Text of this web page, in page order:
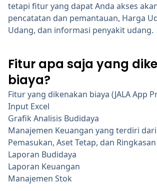
tetapi fitur yang dapat Anda akses
pencatatan dan pemantauan, Harga
Udang, dan informasi penyakit udang.
Fitur apa saja yang
biaya?
Fitur yang dikenakan biaya (JALA App
Input Excel
Grafik Analisis Budidaya
Manajemen Keuangan yang terdiri
Pemasukan, Aset Tetap, dan Ringkasan
Laporan Budidaya
Laporan Keuangan
Manajemen Stok